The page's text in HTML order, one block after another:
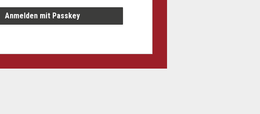
Anmelden mit Passkey